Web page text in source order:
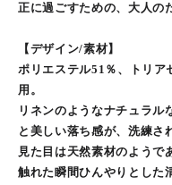
正に過ごすための、大人の
【デザイン/素材】
ポリエステル51％、トリア
用。
リネンのようなナチュラル
と美しい落ち感が、洗練さ
見た目は天然素材のようで
触れた瞬間ひんやりとした